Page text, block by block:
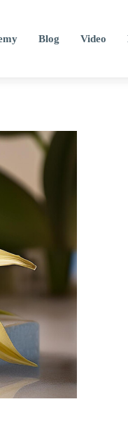
Blog Video